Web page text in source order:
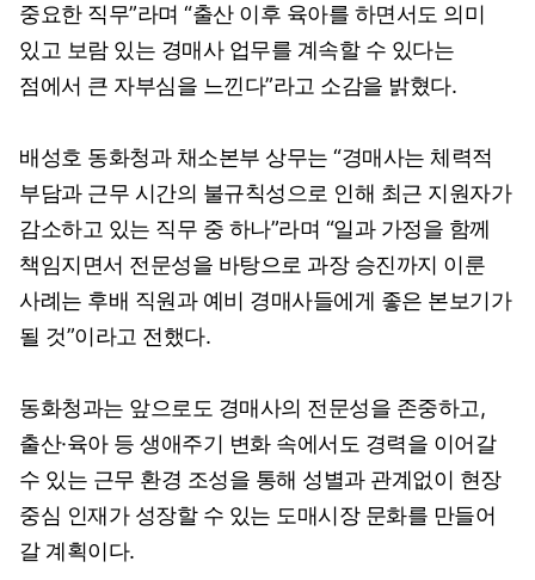
중요한 직무”라며 “출산 이후 육아를 하면서도 의미
있고 보람 있는 경매사 업무를 계속할 수 있다는
점에서 큰 자부심을 느낀다”라고 소감을 밝혔다.
배성호 동화청과 채소본부 상무는 “경매사는 체력적
부담과 근무 시간의 불규칙성으로 인해 최근 지원자가
감소하고 있는 직무 중 하나”라며 “일과 가정을 함께
책임지면서 전문성을 바탕으로 과장 승진까지 이룬
사례는 후배 직원과 예비 경매사들에게 좋은 본보기가
될 것”이라고 전했다.
동화청과는 앞으로도 경매사의 전문성을 존중하고,
출산·육아 등 생애주기 변화 속에서도 경력을 이어갈
수 있는 근무 환경 조성을 통해 성별과 관계없이 현장
중심 인재가 성장할 수 있는 도매시장 문화를 만들어
갈 계획이다.